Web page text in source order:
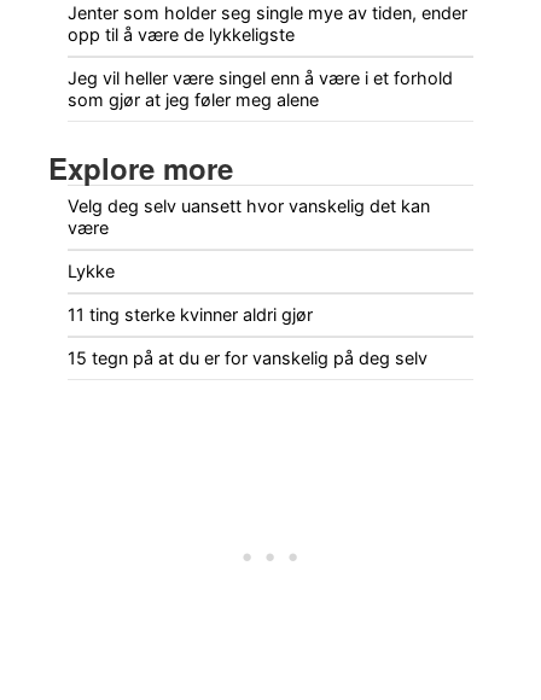
Jenter som holder seg single mye av tiden, ender
opp til å være de lykkeligste
Jeg vil heller være singel enn å være i et forhold
som gjør at jeg føler meg alene
Explore more
Velg deg selv uansett hvor vanskelig det kan
være
Lykke
11 ting sterke kvinner aldri gjør
15 tegn på at du er for vanskelig på deg selv